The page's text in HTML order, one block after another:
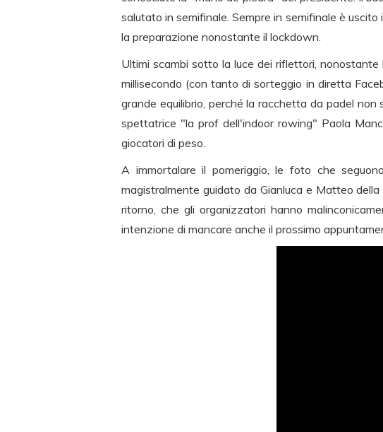
salutato in semifinale. Sempre in semifinale è
la preparazione nonostante il lockdown.
Ultimi scambi sotto la luce dei riflettori,
millisecondo (con tanto di sorteggio in diretta
grande equilibrio, perché la racchetta da padel
spettatrice "la prof dell'indoor rowing" Paola
giocatori di peso.
A immortalare il pomeriggio, le foto che
magistralmente guidato da Gianluca e Matteo
ritorno, che gli organizzatori hanno
intenzione di mancare anche il prossimo